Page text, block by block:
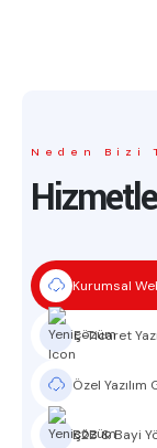
Neden Bizi
Kurumsal
E-Ticaret
Özel
B2B & Bayi